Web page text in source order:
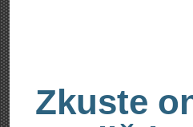
Zkuste